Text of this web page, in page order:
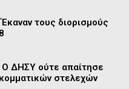
τους διορισμούς
ΔΗΣΥ ούτε απαίτησε
στελεχών